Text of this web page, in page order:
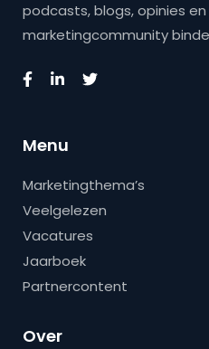
podcasts, blogs, opinies
marketingcommunity
Menu
Marketingthema’s
Veelgelezen
Vacatures
Jaarboek
Partnercontent
Over